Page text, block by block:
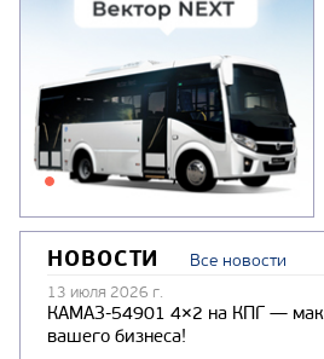
НОВОСТИ Все новости
13 июля 2026 г.
КАМАЗ-54901 4×2 на КПГ —
вашего бизнеса!